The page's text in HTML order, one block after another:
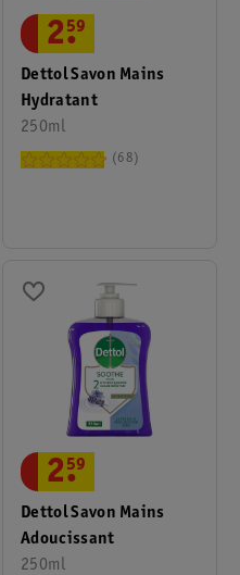
Dettol Savon Mains
Hydratant
250ml
2.
59
68
Dettol Savon Mains
Adoucissant
250ml
2.
59